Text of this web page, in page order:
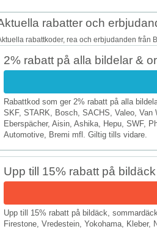
rabatter och
rabattkoder, rea och erbjudanden från
2% rabatt på alla bildelar &
Rabattkod som ger 2% rabatt på alla
SKF, STARK, Bosch, SACHS, Valeo, Van
Eberspächer, Aisin, Ashika, Hepu, SWF,
Automotive, Bremi mfl. Giltig tills vidare.
Upp till 15% rabatt på
Upp till 15% rabatt på bildäck,
Firestone, Vredestein, Yokohama,